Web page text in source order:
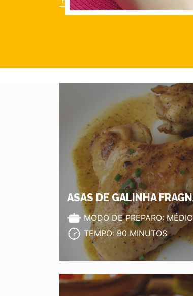
ASAS DE GALINHA
MODO DE PREPARO: MÉDIO
TEMPO: 90 MINUTOS